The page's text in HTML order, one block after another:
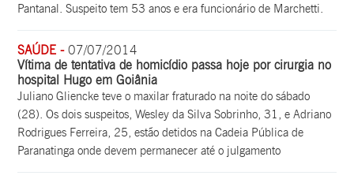
Pantanal. Suspeito tem 53 anos e era funcionário de Marchetti.
SAÚDE -07/07/2014
Vítima de tentativa de homicídio passa hoje por cirurgia no
hospital Hugo em Goiânia
Juliano Gliencke teve o maxilar fraturado na noite do sábado
(28). Os dois suspeitos, Wesley da Silva Sobrinho, 31, e Adriano
Rodrigues Ferreira, 25, estão detidos na Cadeia Pública de
Paranatinga onde devem permanecer até o julgamento